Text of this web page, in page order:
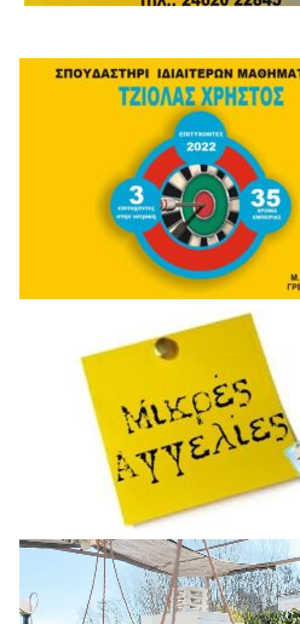
Πρόγραμμα
Αναπαραγωγής
Βίντεο